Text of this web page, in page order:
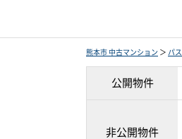
熊本市 中古マンション ＞ パ
公開物件
非公開物件